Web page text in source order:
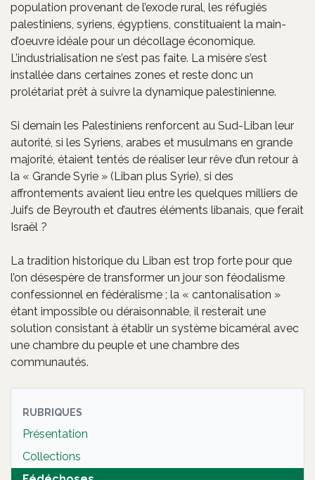
population provenant de l’exode rural, les réfugiés
palestiniens, syriens, égyptiens, constituaient la main-
d’oeuvre idéale pour un décollage économique.
L’industrialisation ne s’est pas faite. La misère s’est
installée dans certaines zones et reste donc un
prolétariat prêt à suivre la dynamique palestinienne.
Si demain les Palestiniens renforcent au Sud-Liban leur
autorité, si les Syriens, arabes et musulmans en grande
majorité, étaient tentés de réaliser leur rêve d’un retour à
la « Grande Syrie » (Liban plus Syrie), si des
affrontements avaient lieu entre les quelques milliers de
Juifs de Beyrouth et d’autres éléments libanais, que ferait
Israël ?
La tradition historique du Liban est trop forte pour que
l’on désespère de transformer un jour son féodalisme
confessionnel en fédéralisme ; la « cantonalisation »
étant impossible ou déraisonnable, il resterait une
solution consistant à établir un système bicaméral avec
une chambre du peuple et une chambre des
communautés.
RUBRIQUES
Présentation
Collections